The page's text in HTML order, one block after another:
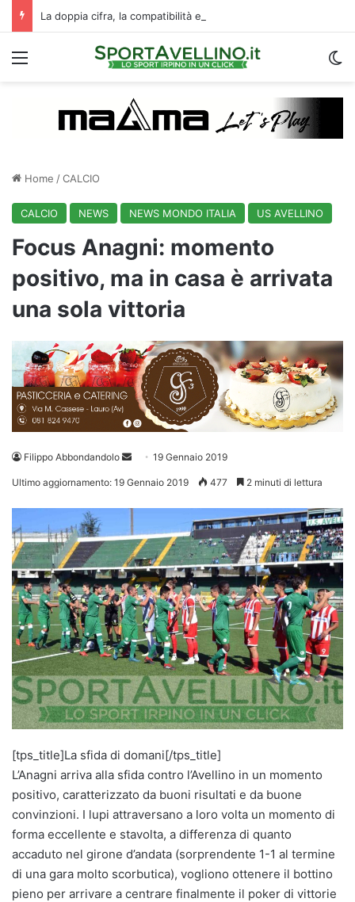
Menu
Home /CALCIO
CALCIO NEWS NEWS MONDO ITALIA US AVELLINO
Focus Anagni: momento
positivo, ma in casa è arrivata
una sola vittoria
Filippo Abbondandolo
Invia 19 Gennaio 2019
Ultimo aggiornamento: 19 Gennaio 2019 477 2 minuti di lettura
[tps_title]La sfida di domani[/tps_title]
L’Anagni arriva alla sfida contro l’Avellino in un momento
positivo, caratterizzato da buoni risultati e da buone
convinzioni. I lupi attraversano a loro volta un momento di
forma eccellente e stavolta, a differenza di quanto
accaduto nel girone d’andata (sorprendente 1-1 al termine
di una gara molto scorbutica), vogliono ottenere il bottino
pieno per arrivare a centrare finalmente il poker di vittorie